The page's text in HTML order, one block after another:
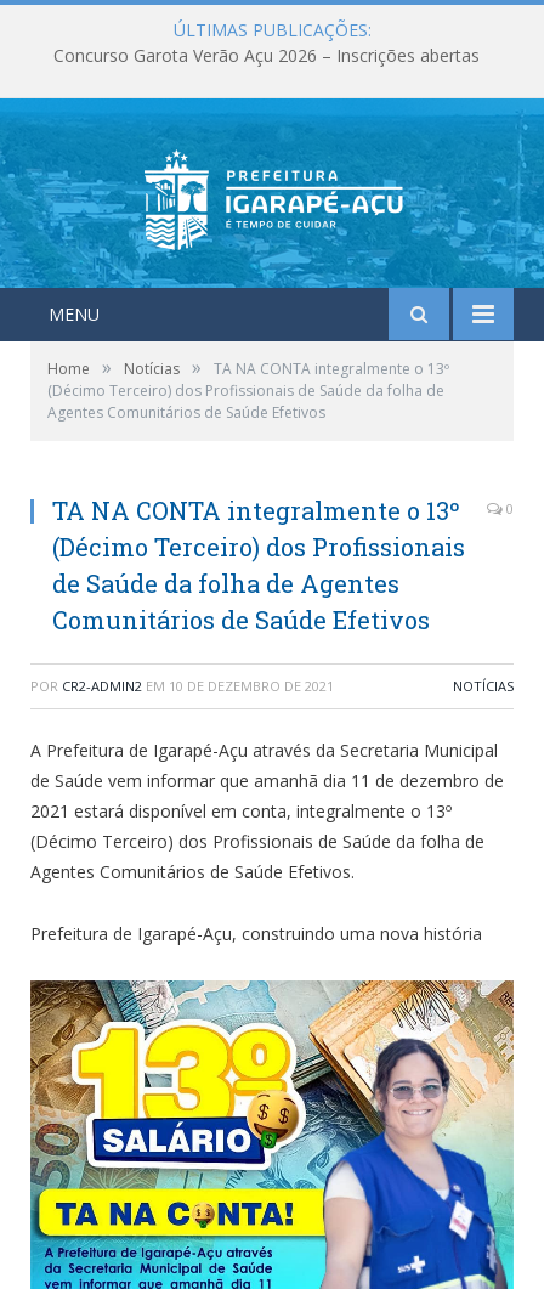
ÚLTIMAS PUBLICAÇÕES:
Concurso Garota Verão Açu 2026 – Inscrições abertas
MENU
Home » Notícias »
TA NA CONTA integralmente o 13º
(Décimo Terceiro) dos Profissionais de Saúde da folha de
Agentes Comunitários de Saúde Efetivos
TA NA CONTA integralmente o 13º
(Décimo Terceiro) dos Profissionais
de Saúde da folha de Agentes
Comunitários de Saúde Efetivos
0
POR CR2-ADMIN2 EM 10 DE DEZEMBRO DE 2021 NOTÍCIAS
A Prefeitura de Igarapé-Açu através da Secretaria Municipal
de Saúde vem informar que amanhã dia 11 de dezembro de
2021 estará disponível em conta, integralmente o 13º
(Décimo Terceiro) dos Profissionais de Saúde da folha de
Agentes Comunitários de Saúde Efetivos.
Prefeitura de Igarapé-Açu, construindo uma nova história